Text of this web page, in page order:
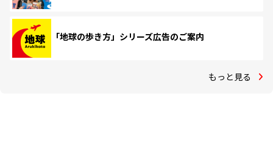
「地球の歩き方」シリーズ広告のご案内
もっと見る